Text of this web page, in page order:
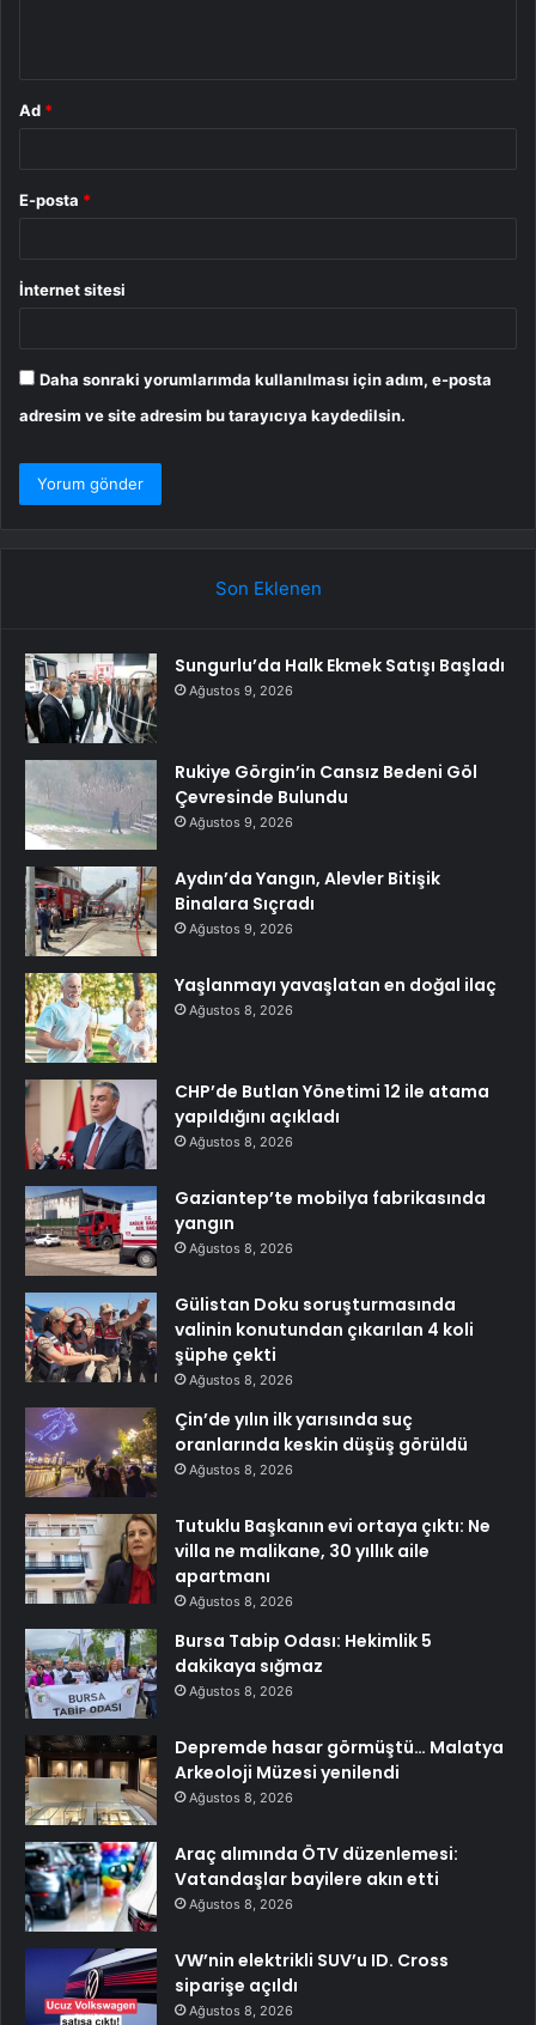
Ad *
E-posta *
İnternet sitesi
Daha sonraki yorumlarımda kullanılması için adım, e-posta
adresim ve site adresim bu tarayıcıya kaydedilsin.
Son Eklenen
Sungurlu’da Halk Ekmek Satışı Başladı
Ağustos 9, 2026
Rukiye Görgin’in Cansız Bedeni Göl
Çevresinde Bulundu
Ağustos 9, 2026
Aydın’da Yangın, Alevler Bitişik
Binalara Sıçradı
Ağustos 9, 2026
Yaşlanmayı yavaşlatan en doğal ilaç
Ağustos 8, 2026
CHP’de Butlan Yönetimi 12 ile atama
yapıldığını açıkladı
Ağustos 8, 2026
Gaziantep’te mobilya fabrikasında
yangın
Ağustos 8, 2026
Gülistan Doku soruşturmasında
valinin konutundan çıkarılan 4 koli
şüphe çekti
Ağustos 8, 2026
Çin’de yılın ilk yarısında suç
oranlarında keskin düşüş görüldü
Ağustos 8, 2026
Tutuklu Başkanın evi ortaya çıktı: Ne
villa ne malikane, 30 yıllık aile
apartmanı
Ağustos 8, 2026
Bursa Tabip Odası: Hekimlik 5
dakikaya sığmaz
Ağustos 8, 2026
Depremde hasar görmüştü… Malatya
Arkeoloji Müzesi yenilendi
Ağustos 8, 2026
Araç alımında ÖTV düzenlemesi:
Vatandaşlar bayilere akın etti
Ağustos 8, 2026
VW’nin elektrikli SUV’u ID. Cross
siparişe açıldı
Ağustos 8, 2026